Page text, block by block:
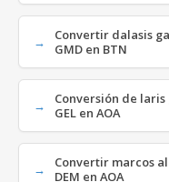
Convertir dalasis
GMD en BTN
Conversión de
GEL en AOA
Convertir marcos
DEM en AOA